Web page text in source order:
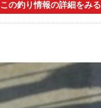
この釣り情報の詳細をみる